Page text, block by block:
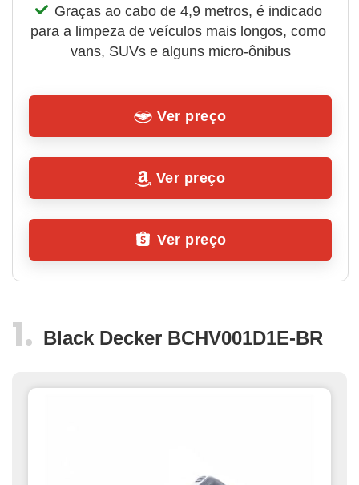
Graças ao cabo de 4,9 metros, é indicado
para a limpeza de veículos mais longos, como
vans, SUVs e alguns micro-ônibus
Ver preço
Ver preço
Ver preço
Black Decker BCHV001D1E-BR